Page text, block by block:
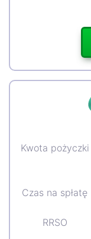
Kwota pożyczki
Czas na spłatę
RRSO